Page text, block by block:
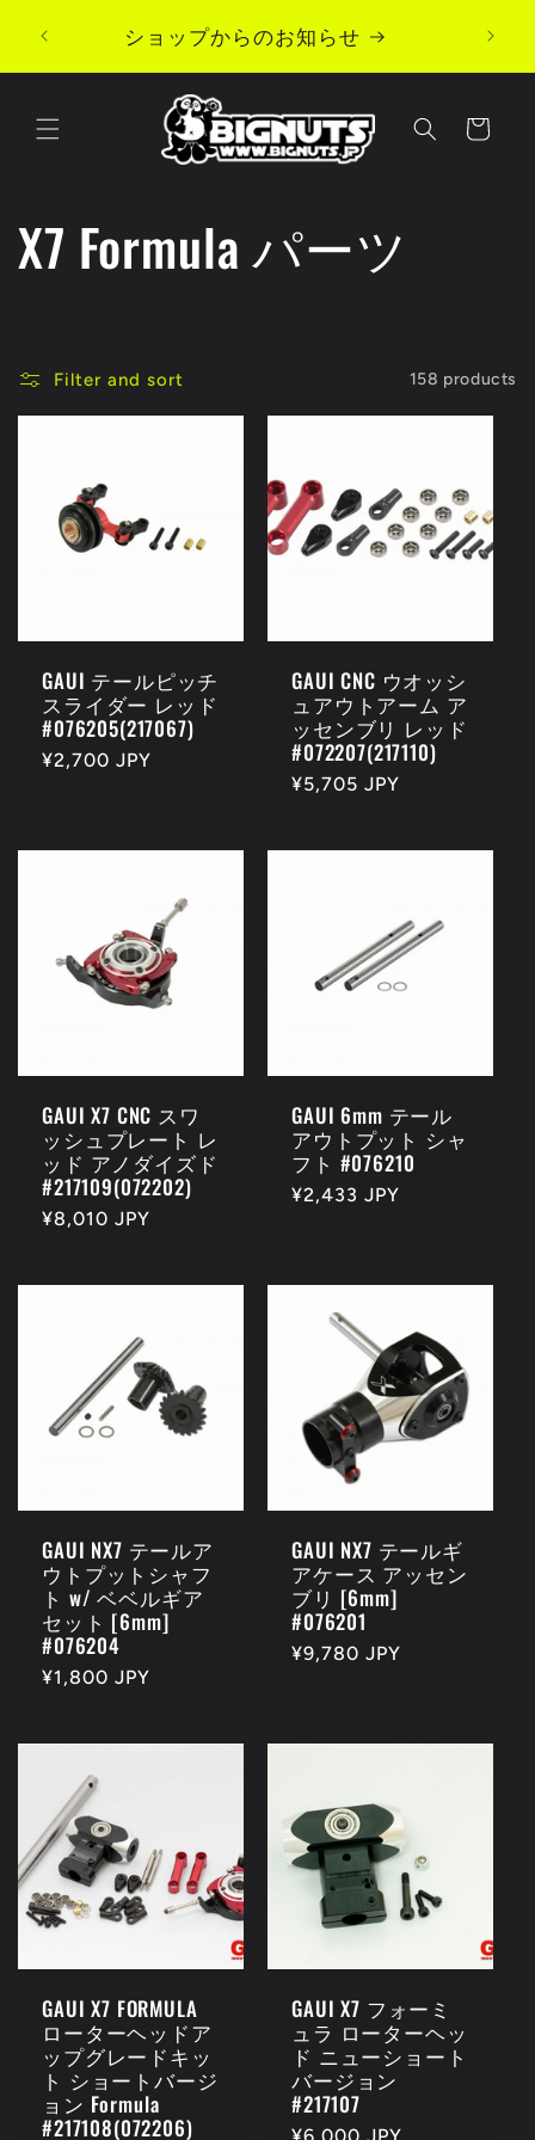
content
ショップからのお知らせ
Cart
C
l
l
:
X7 Formula パーツ
Filter and sort 158 products
GAUI テールピッチ
スライダー レッド
#076205(217067)
Regular
¥2,700 JPY
GAUI CNC ウオッシ
ュアウトアーム ア
ッセンブリ レッド
#072207(217110)
Regular
¥5,705 JPY
GAUI X7 CNC スワ
ッシュプレート レ
ッド アノダイズド
#217109(072202)
Regular
¥8,010 JPY
GAUI 6mm テール
アウトプット シャ
フト #076210
Regular
¥2,433 JPY
GAUI NX7 テールア
ウトプットシャフ
ト w/ ベベルギア
セット [6mm]
#076204
Regular
¥1,800 JPY
GAUI NX7 テールギ
アケース アッセン
ブリ [6mm]
#076201
Regular
¥9,780 JPY
GAUI X7 FORMULA
ローターヘッドア
ップグレードキッ
ト ショートバージ
ョン Formula
#217108(072206)
GAUI X7 フォーミ
ュラ ローターヘッ
ド ニューショート
バージョン
#217107